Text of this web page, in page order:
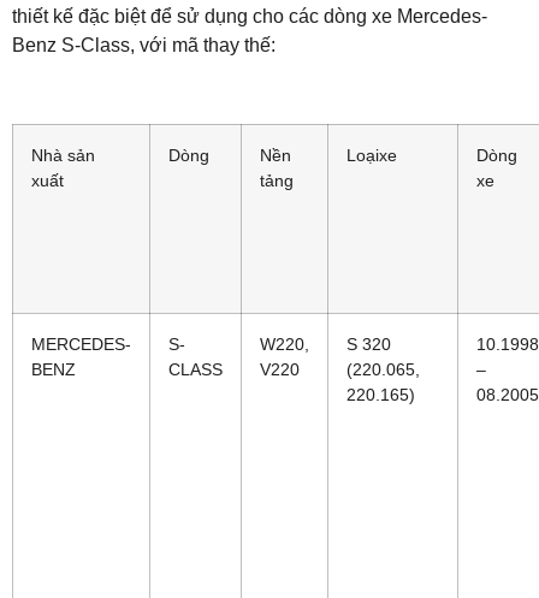
thiết kế đặc biệt để sử dụng cho các dòng xe Mercedes-
Benz S-Class, với mã thay thế:
Nhà sản
xuất
Dòng
Nền
tảng
Loạixe
Dòng
xe
MERCEDES-
BENZ
S-
CLASS
W220,
V220
S 320
(220.065,
220.165)
10.1998
–
08.2005